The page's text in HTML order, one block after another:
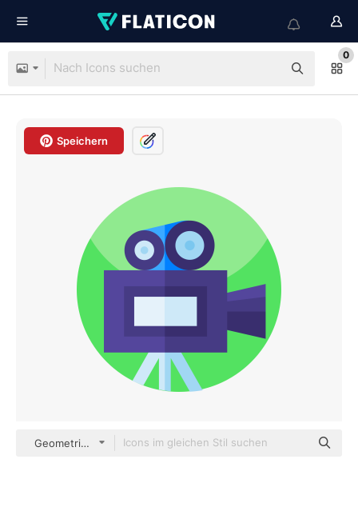
0
Speichern
Geometric Flat Circular Flat